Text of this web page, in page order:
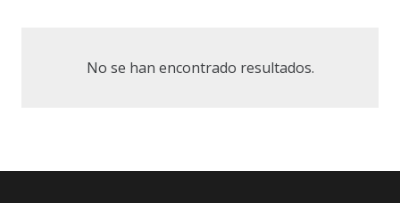
No se han encontrado resultados.